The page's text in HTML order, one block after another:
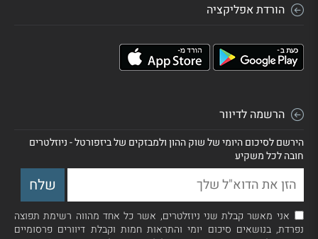
הורדת אפליקציה
הרשמה לדיוור
הירשם לסיכום היומי של שוק ההון ולמבזקים של ביזפורטל - ניוזלטרים
חובה לכל משקיע
אני מאשר קבלת שני ניוזלטרים, אשר כל אחד מהווה רשימת תפוצה
נפרדת, בנושאים סיכום יומי והתראות חמות וקבלת דיוורים פרסומיים